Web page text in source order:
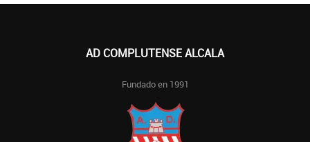
AD COMPLUTENSE ALCALA
Fundado en 1991